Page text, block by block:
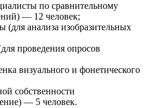
по сравнительному
— 12 человек;
(для анализа изобразительных
проведения опросов
визуального и фонетического
собственности
— 5 человек.